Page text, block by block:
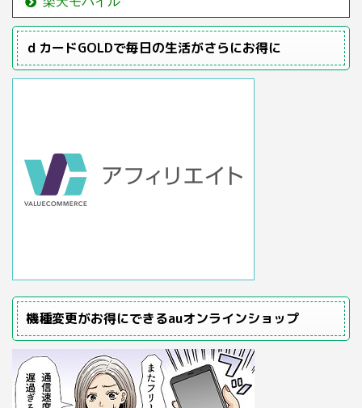
ｄカードGOLDで毎日の生活がさらにお得に
機種変更がお得にできるauオンラインショップ